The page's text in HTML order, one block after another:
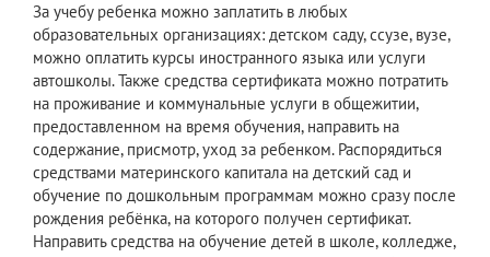
За учебу ребенка можно заплатить в любых
образовательных организациях: детском саду, ссузе, вузе,
можно оплатить курсы иностранного языка или услуги
автошколы. Также средства сертификата можно потратить
на проживание и коммунальные услуги в общежитии,
предоставленном на время обучения, направить на
содержание, присмотр, уход за ребенком. Распорядиться
средствами материнского капитала на детский сад и
обучение по дошкольным программам можно сразу после
рождения ребёнка, на которого получен сертификат.
Направить средства на обучение детей в школе, колледже,